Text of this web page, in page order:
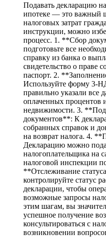
Подавать декларацию
ипотеке — это важный
налоговых затрат
инструкции, можно
процесс. 1. **Сбор
подготовьте все
справку из банка о
свидетельство о праве
паспорт. 2.
Используйте форму 3-
правильно указали все
оплаченных
недвижимости. 3.
документов**: К
собранных справок и
на возврат налога. 4.
Декларацию можно
налогоплательщика на
налоговой инспекции
**Отслеживание
контролируйте статус
декларации, чтобы
возможные запросы
этим шагам, вы
успешное получение
консультироваться с
возникновении